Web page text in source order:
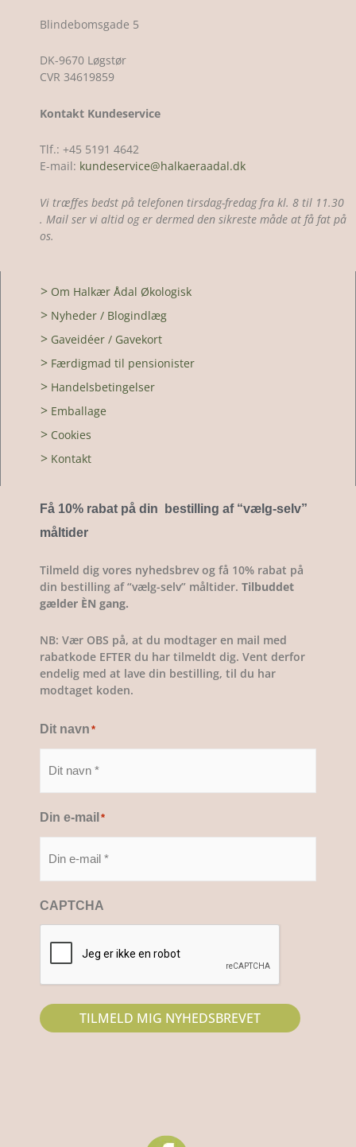
Blindebomsgade 5
DK-9670 Løgstør
CVR 34619859
Kontakt Kundeservice
Tlf.: +45 5191 4642
E-mail: kundeservice@halkaeraadal.dk
Vi træffes bedst på telefonen tirsdag-fredag fra kl. 8 til 11.30
. Mail ser vi altid og er dermed den sikreste måde at få fat på
os.
> Om Halkær Ådal Økologisk
> Nyheder / Blogindlæg
> Gaveidéer / Gavekort
> Færdigmad til pensionister
> Handelsbetingelser
> Emballage
> Cookies
> Kontakt
Få 10% rabat på din bestilling af “vælg-selv”
måltider
Tilmeld dig vores nyhedsbrev og få 10% rabat på
din bestilling af “vælg-selv” måltider. Tilbuddet
gælder ÈN gang.
NB: Vær OBS på, at du modtager en mail med
rabatkode EFTER du har tilmeldt dig. Vent derfor
endelig med at lave din bestilling, til du har
modtaget koden.
Dit navn *
Din e-mail *
CAPTCHA
TILMELD MIG NYHEDSBREVET